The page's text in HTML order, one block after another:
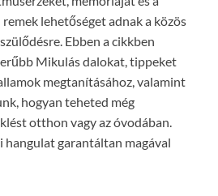
lehetőséget adnak a közös
Ebben a cikkben
Mikulás dalokat, tippeket
megtanításához, valamint
hogyan teheted még
otthon vagy az óvodában.
hangulat garantáltan magával